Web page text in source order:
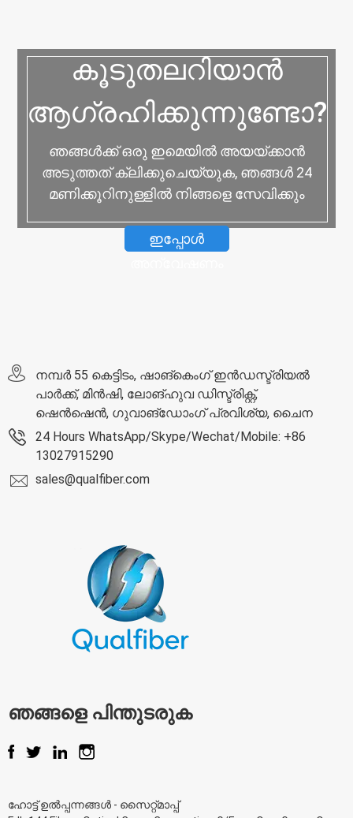
കൂടുതലറിയാൻ
ആഗ്രഹിക്കുന്നുണ്ടോ?
ഞങ്ങൾക്ക് ഒരു ഇമെയിൽ അയയ്‌ക്കാൻ
അടുത്തത് ക്ലിക്കുചെയ്യുക, ഞങ്ങൾ 24
മണിക്കൂറിനുള്ളിൽ നിങ്ങളെ സേവിക്കും
ഇപ്പോൾ
നമ്പർ 55 കെട്ടിടം, ഷാങ്‌കെംഗ് ഇൻഡസ്ട്രിയൽ
പാർക്ക്, മിൻ‌ഷി, ലോങ്‌ഹുവ ഡിസ്ട്രിക്റ്റ്,
ഷെൻ‌ഷെൻ, ഗുവാങ്‌ഡോംഗ് പ്രവിശ്യ, ചൈന
24 Hours WhatsApp/Skype/Wechat/Mobile: +86
13027915290
sales@qualfiber.com
ഞങ്ങളെ പിന്തുടരുക
ഹോട്ട് ഉൽപ്പന്നങ്ങൾ - സൈറ്റ്മാപ്പ്